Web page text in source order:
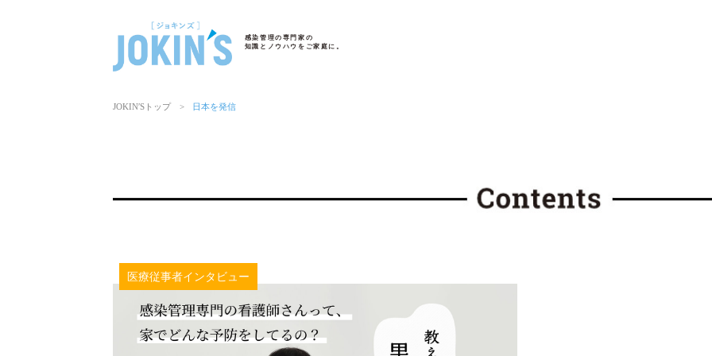
感染管理の専門家の
知識とノウハウをご家庭に。
JOKIN′Sトップ > 日本を発信
医療従事者インタビュー